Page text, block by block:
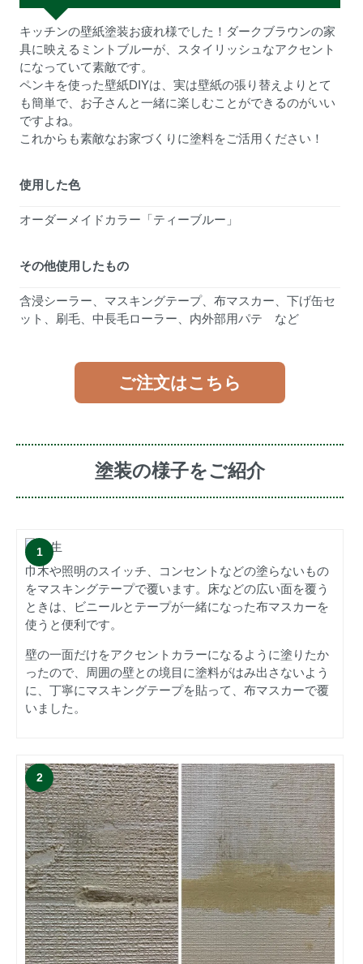
キッチンの壁紙塗装お疲れ様でした！ダークブラウンの家
具に映えるミントブルーが、スタイリッシュなアクセント
になっていて素敵です。
ペンキを使った壁紙DIYは、実は壁紙の張り替えよりとて
も簡単で、お子さんと一緒に楽しむことができるのがいい
ですよね。
これからも素敵なお家づくりに塗料をご活用ください！
使用した色
オーダーメイドカラー「ティーブルー」
その他使用したもの
含浸シーラー、マスキングテープ、布マスカー、下げ缶セ
ット、刷毛、中長毛ローラー、内外部用パテ など
ご注文はこちら
塗装の様子をご紹介
巾木や照明のスイッチ、コンセントなどの塗らないもの
をマスキングテープで覆います。床などの広い面を覆う
ときは、ビニールとテープが一緒になった布マスカーを
使うと便利です。
壁の一面だけをアクセントカラーになるように塗りたか
ったので、周囲の壁との境目に塗料がはみ出さないよう
に、丁寧にマスキングテープを貼って、布マスカーで覆
いました。